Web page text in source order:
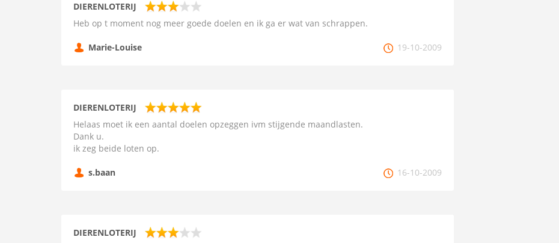
DIERENLOTERIJ
Heb op t moment nog meer goede doelen en ik ga er wat van schrappen.
Marie-Louise 19-10-2009
DIERENLOTERIJ
Helaas moet ik een aantal doelen opzeggen ivm stijgende maandlasten.
Dank u.
ik zeg beide loten op.
s.baan 16-10-2009
DIERENLOTERIJ